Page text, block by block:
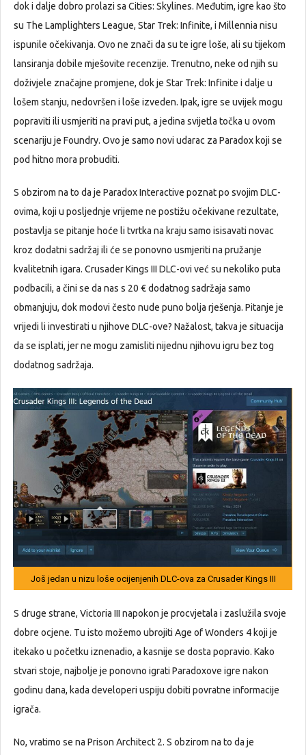
dok i dalje dobro prolazi sa Cities: Skylines. Međutim, igre kao što
su The Lamplighters League, Star Trek: Infinite, i Millennia nisu
ispunile očekivanja. Ovo ne znači da su te igre loše, ali su tijekom
lansiranja dobile mješovite recenzije. Trenutno, neke od njih su
doživjele značajne promjene, dok je Star Trek: Infinite i dalje u
lošem stanju, nedovršen i loše izveden. Ipak, igre se uvijek mogu
popraviti ili usmjeriti na pravi put, a jedina svijetla točka u ovom
scenariju je Foundry. Ovo je samo novi udarac za Paradox koji se
pod hitno mora probuditi.
S obzirom na to da je Paradox Interactive poznat po svojim DLC-
ovima, koji u posljednje vrijeme ne postižu očekivane rezultate,
postavlja se pitanje hoće li tvrtka na kraju samo isisavati novac
kroz dodatni sadržaj ili će se ponovno usmjeriti na pružanje
kvalitetnih igara. Crusader Kings III DLC-ovi već su nekoliko puta
podbacili, a čini se da nas s 20 € dodatnog sadržaja samo
obmanjuju, dok modovi često nude puno bolja rješenja. Pitanje je
vrijedi li investirati u njihove DLC-ove? Nažalost, takva je situacija
da se isplati, jer ne mogu zamisliti nijednu njihovu igru bez tog
dodatnog sadržaja.
Još jedan u nizu loše ocijenjenih DLC-ova za Crusader Kings III
S druge strane, Victoria III napokon je procvjetala i zaslužila svoje
dobre ocjene. Tu isto možemo ubrojiti Age of Wonders 4 koji je
itekako u početku iznenadio, a kasnije se dosta popravio. Kako
stvari stoje, najbolje je ponovno igrati Paradoxove igre nakon
godinu dana, kada developeri uspiju dobiti povratne informacije
igrača.
No, vratimo se na Prison Architect 2. S obzirom na to da je